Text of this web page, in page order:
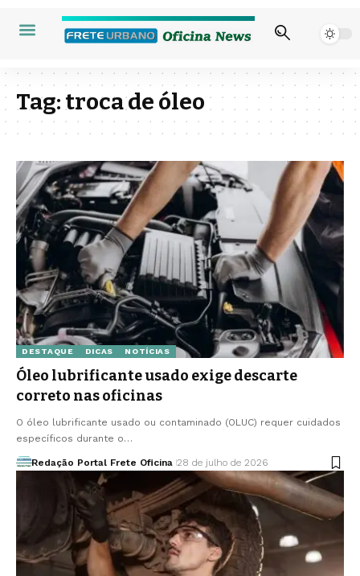
Tag:troca de óleo
DESTAQUE DICAS NOTÍCIAS
Óleo lubrificante usado exige descarte
correto nas oficinas
O óleo lubrificante usado ou contaminado (OLUC) requer cuidados
específicos durante o…
Redação Portal Frete Oficina 28 de julho de 2026